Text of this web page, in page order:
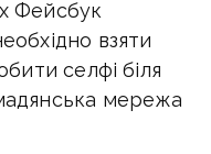
Фейсбук
взяти
селфі біля
мережа